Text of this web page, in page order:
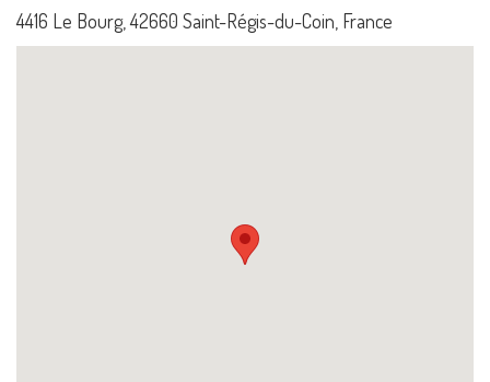
4416 Le Bourg, 42660 Saint-Régis-du-Coin, France